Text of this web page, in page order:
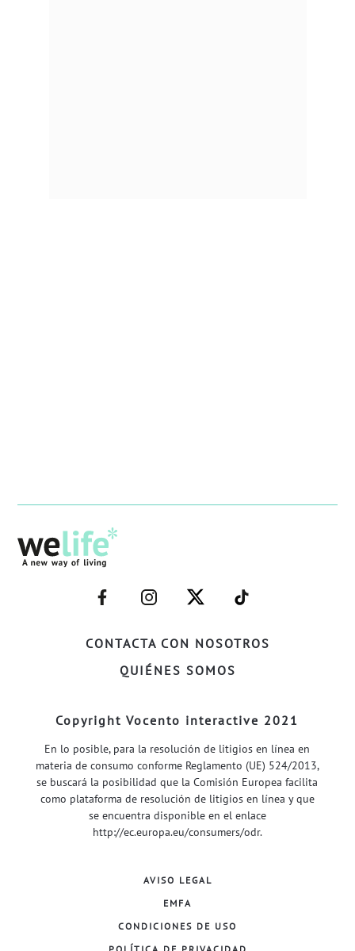
CONTACTA CON NOSOTROS
QUIÉNES SOMOS
–
FACEBOOK–
–
INSTAGRAM–
–
TWITTER–
–
WELIFE–
Copyright Vocento interactive 2021
En lo posible, para la resolución de litigios en línea en
materia de consumo conforme Reglamento (UE) 524/2013,
se buscará la posibilidad que la Comisión Europea facilita
como plataforma de resolución de litigios en línea y que
se encuentra disponible en el enlace
http://ec.europa.eu/consumers/odr.
AVISO LEGAL
EMFA
CONDICIONES DE USO